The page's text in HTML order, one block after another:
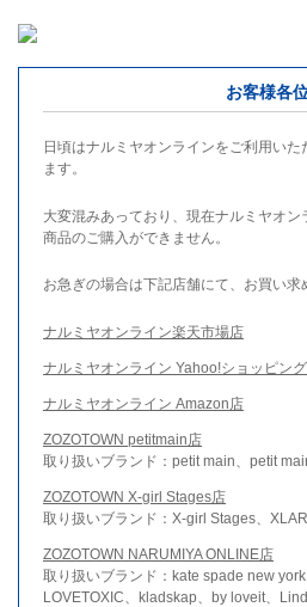
お客様各
日頃はナルミヤオンラインをご利用い
ます。
大変混みあっており、現在ナルミヤオ
商品のご購入ができません。
お急ぎの場合は下記店舗にて、お買い求
ナルミヤオンライン楽天市場店
ナルミヤオンライン Yahoo!ショッピン
ナルミヤオンライン Amazon店
ZOZOTOWN petitmain店
取り扱いブランド：petit main、petit
ZOZOTOWN X-girl Stages店
取り扱いブランド：X-girl Stages、
ZOZOTOWN NARUMIYA ONLINE店
取り扱いブランド：kate spade new york
LOVETOXIC、kladskap、by loveit、